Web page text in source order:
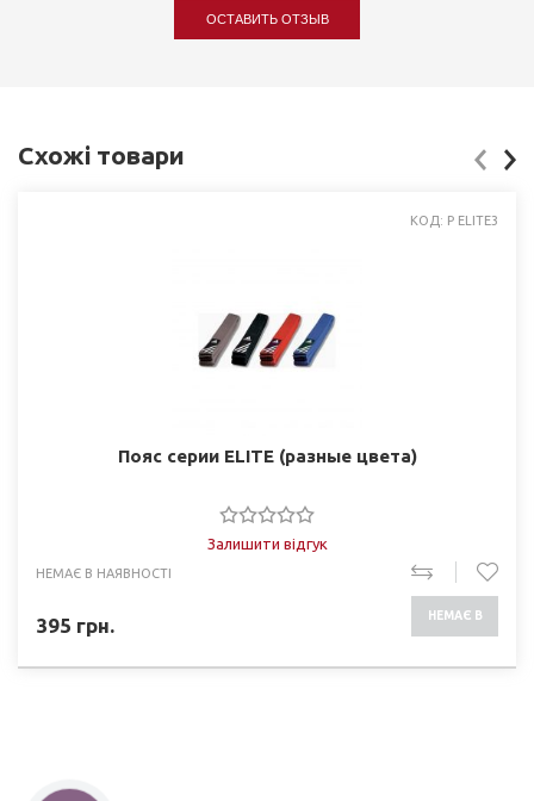
ОСТАВИТЬ ОТЗЫВ
Схожі товари
КОД: P ELITE3
Пояс серии ELITE (разные цвета)
Залишити відгук
НЕМАЄ В НАЯВНОСТІ
395 грн. НЕМАЄ В